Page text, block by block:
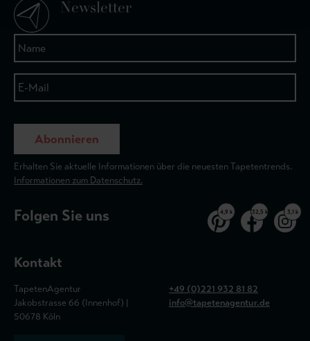
Newsletter
Abonnieren
Erhalten Sie aktuelle Informationen über die neuesten Tapetentrends.
Informationen zum Datenschutz.
Folgen Sie uns 4,9 k 32,5 k 3,1 k
Kontakt
TapetenAgentur
Jakobstrasse 66 (Innenhof) |
50678 Köln
+49 (0)221 932 81 82
info@tapetenagentur.de